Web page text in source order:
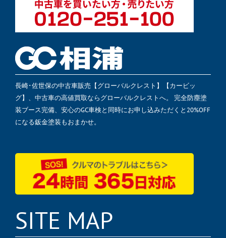
長崎･佐世保の中古車販売【グローバルクレスト】【カービッ
グ】、中古車の高値買取ならグローバルクレストへ。 完全防塵塗
装ブース完備、安心のGC車検と同時にお申し込みただくと20%OFF
になる鈑金塗装もおまかせ。
SITE MAP